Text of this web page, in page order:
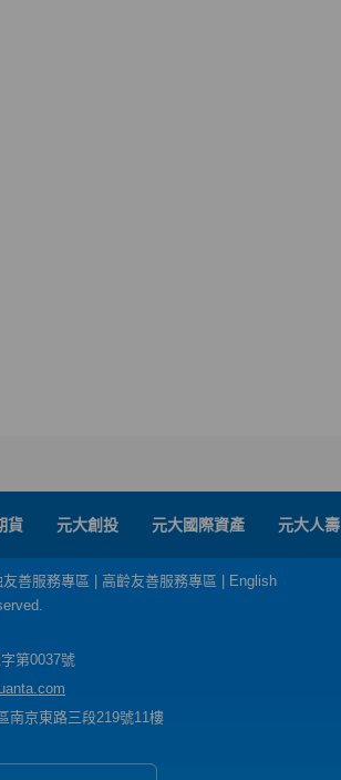
貨 元大創投 元大國際資產 元大人壽
友善服務專區 高齡友善服務專區
English
第0037號
南京東路三段219號11樓